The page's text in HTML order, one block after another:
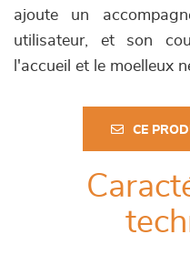
ajoute un
utilisateur, et son
l'accueil et le moelleux
CE